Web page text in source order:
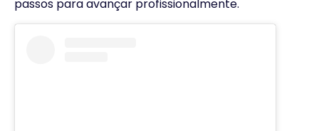
passos para avançar profissionalmente.